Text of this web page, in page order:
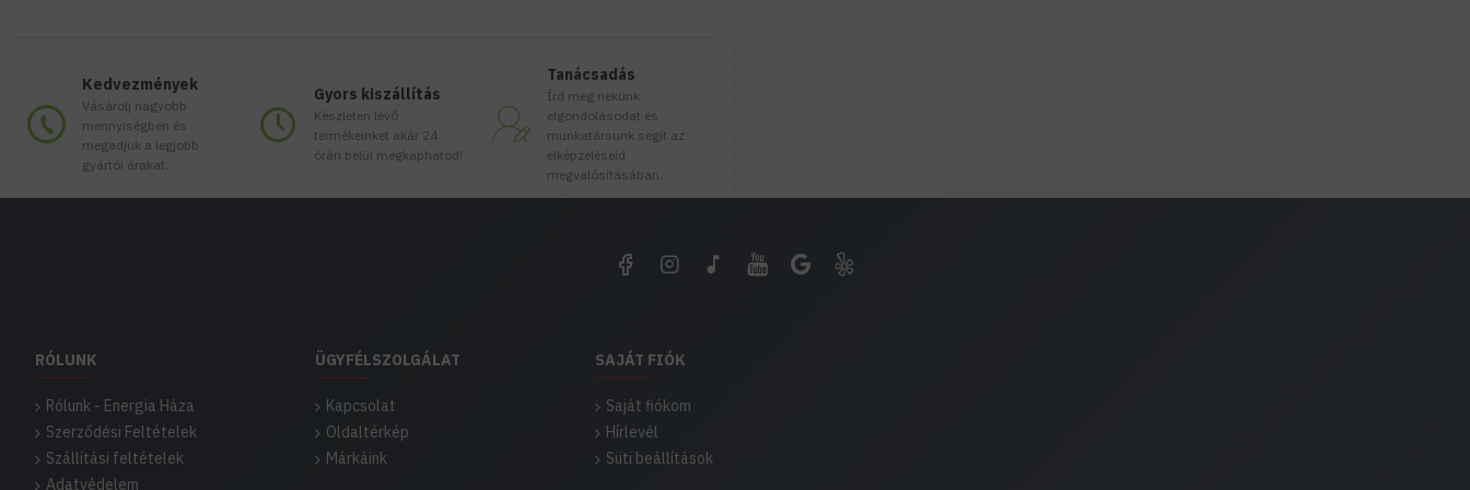
Kedvezmények
Vásárolj nagyobb
mennyiségben és
megadjuk a legjobb
gyártói árakat.
Gyors kiszállítás
Készleten lévő
termékeinket akár 24
órán belül megkaphatod!
Tanácsadás
Írd meg nekünk
elgondolásodat és
munkatársunk segít az
elképzeléseid
megvalósításában.
RÓLUNK
Rólunk - Energia Háza
Szerződési Feltételek
Szállítási feltételek
Adatvédelem
ÜGYFÉLSZOLGÁLAT
Kapcsolat
Oldaltérkép
Márkáink
SAJÁT FIÓK
Saját fiókom
Hírlevél
Süti beállítások